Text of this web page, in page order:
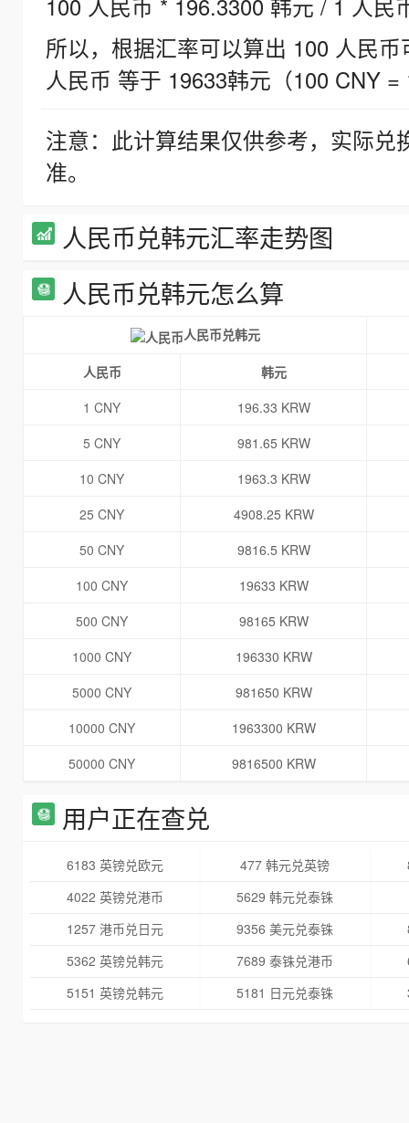
100 人民币 * 196.3300 韩元 / 1 人民
所以，根据汇率可以算出 100 人民
人民币 等于 19633韩元（100 CNY =
注意：此计算结果仅供参考，实际
准。
人民币兑韩元汇率走势图
人民币兑韩元怎么算
人民币兑韩元
人民币
韩元
1 CNY
196.33 KRW
5 CNY
981.65 KRW
10 CNY
1963.3 KRW
25 CNY
4908.25 KRW
50 CNY
9816.5 KRW
100 CNY
19633 KRW
500 CNY
98165 KRW
1000 CNY
196330 KRW
5000 CNY
981650 KRW
10000 CNY
1963300 KRW
50000 CNY
9816500 KRW
用户正在查兑
6183 英镑兑欧元 477 韩元兑英镑
4022 英镑兑港币
5629 韩元兑泰铢
1257 港币兑日元
9356 美元兑泰铢
5362 英镑兑韩元
7689 泰铢兑港币
5151 英镑兑韩元
5181 日元兑泰铢